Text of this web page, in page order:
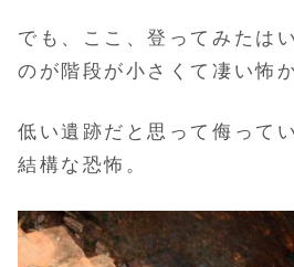
でも、ここ、登ってみたは
のが階段が小さくて凄い怖
低い遺跡だと思って侮って
結構な恐怖。